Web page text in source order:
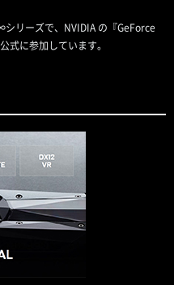
リーズで、NVIDIA の『GeForce
式に参加しています。